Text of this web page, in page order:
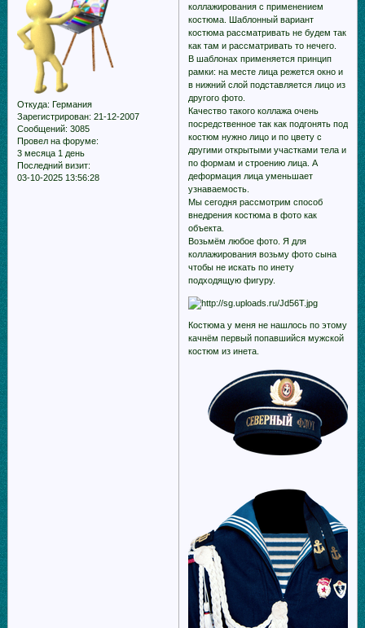
Откуда: Германия
Зарегистрирован: 21-12-2007
Сообщений: 3085
Провел на форуме:
3 месяца 1 день
Последний визит:
03-10-2025 13:56:28
кoллажирования с применением
костюма. Шаблонный вариант
костюма рассматривать не будем так
как там и рассматривать то нечего.
В шаблонах применяется принцип
рамки: на месте лица режется окно и
в нижний слой подставляется лицо из
другого фото.
Качество такого кoллажа очень
посредственное так как подгонять под
костюм нужно лицо и по цвету с
другими открытыми участками тела и
по формам и строению лица. А
деформация лица уменьшает
узнаваемость.
Мы сегодня рассмотрим способ
внедрения костюма в фото как
объекта.
Возьмём любое фото. Я для
кoллажирования возьму фото сына
чтобы не искать по инету
подходящую фигуру.
Костюма у меня не нашлось по этому
качнём первый попавшийся мужской
костюм из инета.